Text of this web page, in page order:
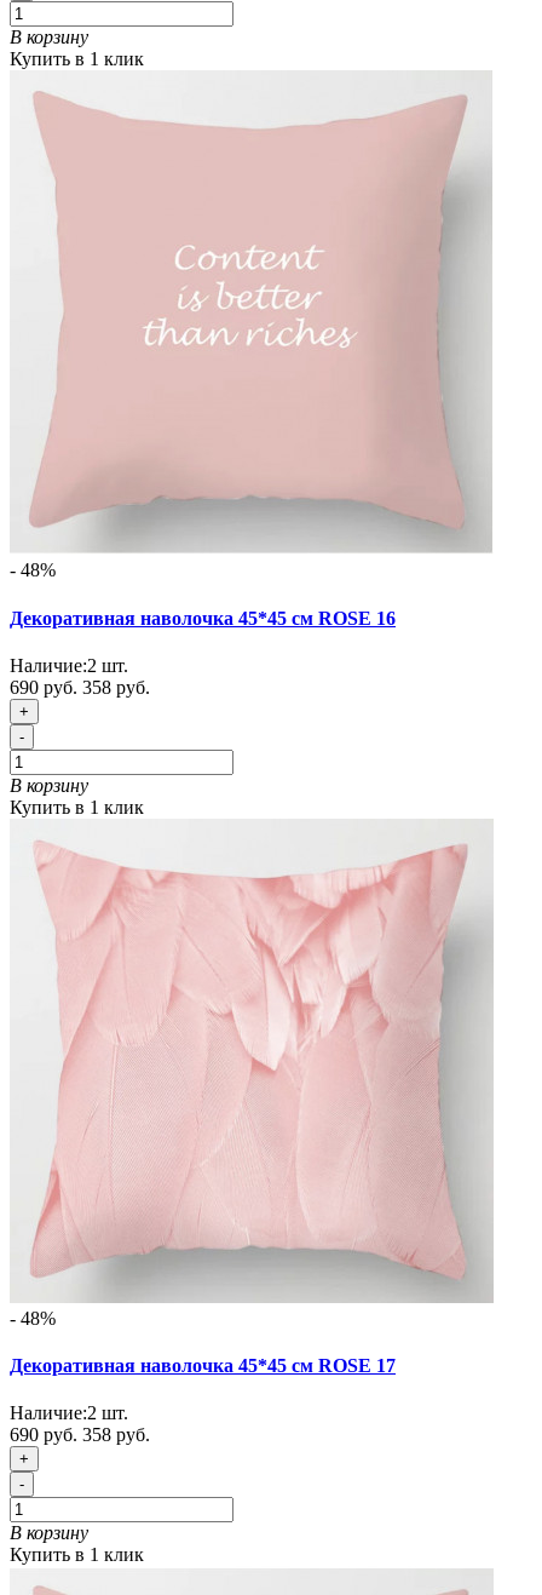
В корзину
Купить в 1 клик
- 48%
Декоративная наволочка 45*45 см ROSE 16
Наличие:2 шт.
690 руб. 358 руб.
+
-
В корзину
Купить в 1 клик
- 48%
Декоративная наволочка 45*45 см ROSE 17
Наличие:2 шт.
690 руб. 358 руб.
+
-
В корзину
Купить в 1 клик